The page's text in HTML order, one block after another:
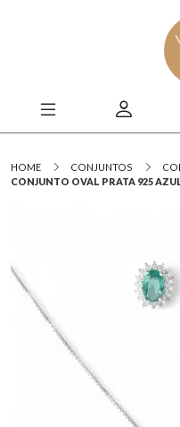
HOME CONJUNTOS
CONJUNTO OVAL PRATA 925